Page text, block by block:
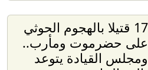
17 قتيلا بالهجوم الحوثي
على حضرموت ومأرب..
ومجلس القيادة يتوعد